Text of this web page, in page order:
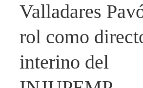
Valladares
rol como
interino del